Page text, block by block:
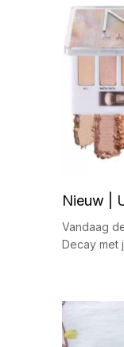
Nieuw |
Vandaag
Decay met